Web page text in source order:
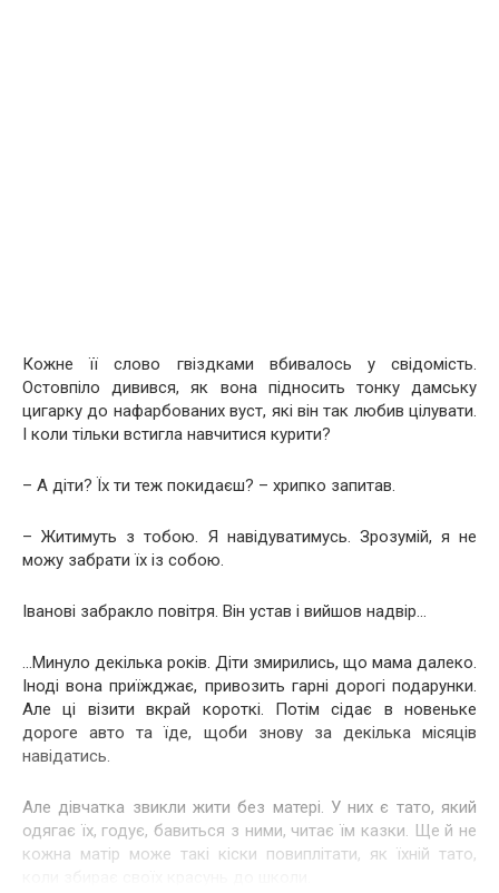
Кожне її слово гвіздками вбивалось у свідомість.
Остовпіло дивився, як вона підносить тонку дамську
цигарку до нафарбованих вуст, які він так любив цілувати.
І коли тільки встигла навчитися курити?
– А діти? Їх ти теж покидаєш? – хрипко запитав.
– Житимуть з тобою. Я навідуватимусь. Зрозумій, я не
можу забрати їх із собою.
Іванові забракло повітря. Він устав і вийшов надвір…
…Минуло декілька років. Діти змирились, що мама далеко.
Іноді вона приїжджає, привозить гарні дорогі подарунки.
Але ці візити вкрай короткі. Потім сідає в новеньке
дороге авто та їде, щоби знову за декілька місяців
навідатись.
Але дівчатка звикли жити без матері. У них є тато, який
одягає їх, годує, бавиться з ними, читає їм казки. Ще й не
кожна матір може такі кіски повиплітати, як їхній тато,